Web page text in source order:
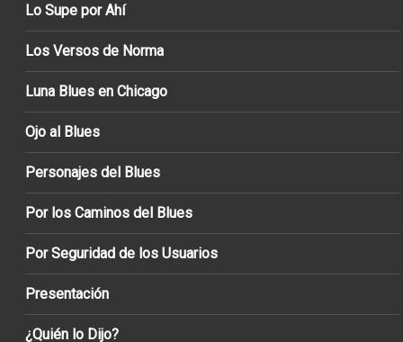
Lo Supe por Ahí
Los Versos de Norma
Luna Blues en Chicago
Ojo al Blues
Personajes del Blues
Por los Caminos del Blues
Por Seguridad de los Usuarios
Presentación
¿Quién lo Dijo?